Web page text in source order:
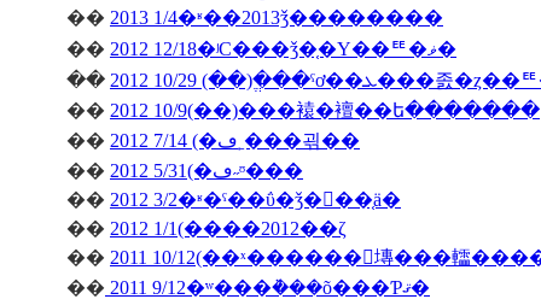
�� 2013 1/4�ʶ��2013ǯ��������
��
2012 12/18�ʲС���ǯ�֤�Υ��ꥹ�ޥ�
��
�� 2012 10/9(��)���褤�襢��ե�������
��
2012 7/14 (�ڡ˿���괶��
��
2012 5/31(�ڡ˶ᶷ���
�� 2012 3/2�ʶ�ˤ��ΰ�ǯ�򿶤��֤ä�
�� 2012 1/1(����2012��ζ
�� 2011 10/12(��ˣ������󥭥塼���䡼
��
2011 9/12�ʷ���ܵ���õ���Ƥޤ�